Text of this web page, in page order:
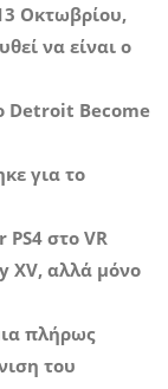
Οκτωβρίου,
να είναι ο
Detroit Become
για το
στο VR
XV, αλλά μόνο
πλήρως
του